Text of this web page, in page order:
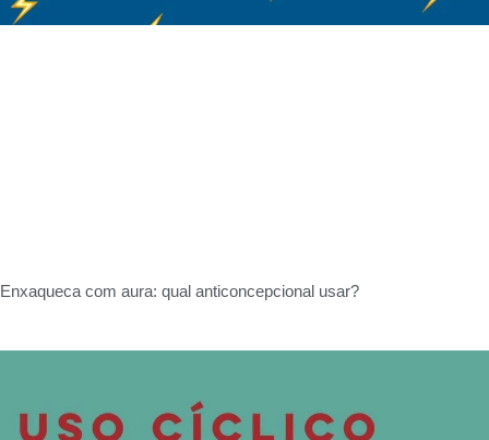
Enxaqueca com aura: qual anticoncepcional usar?